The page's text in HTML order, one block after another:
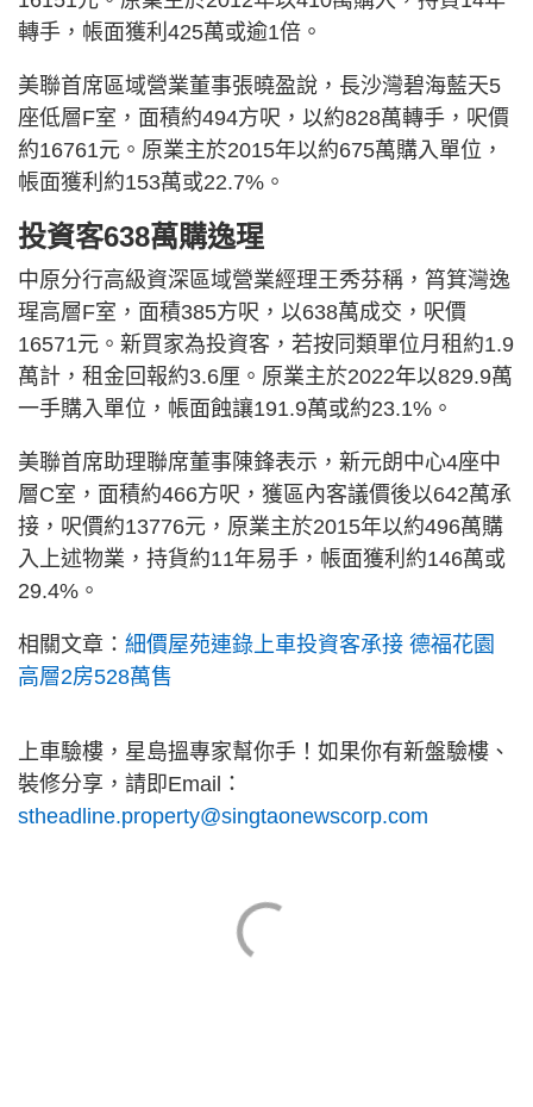
轉手，帳面獲利425萬或逾1倍。
美聯首席區域營業董事張曉盈說，長沙灣碧海藍天5
座低層F室，面積約494方呎，以約828萬轉手，呎價
約16761元。原業主於2015年以約675萬購入單位，
帳面獲利約153萬或22.7%。
投資客638萬購逸瑆
中原分行高級資深區域營業經理王秀芬稱，筲箕灣逸
瑆高層F室，面積385方呎，以638萬成交，呎價
16571元。新買家為投資客，若按同類單位月租約1.9
萬計，租金回報約3.6厘。原業主於2022年以829.9萬
一手購入單位，帳面蝕讓191.9萬或約23.1%。
美聯首席助理聯席董事陳鋒表示，新元朗中心4座中
層C室，面積約466方呎，獲區內客議價後以642萬承
接，呎價約13776元，原業主於2015年以約496萬購
入上述物業，持貨約11年易手，帳面獲利約146萬或
29.4%。
相關文章： 細價屋苑連錄上車投資客承接 德福花園
高層2房528萬售
上車驗樓，星島搵專家幫你手！如果你有新盤驗樓、
裝修分享，請即Email：
stheadline.property@singtaonewscorp.com